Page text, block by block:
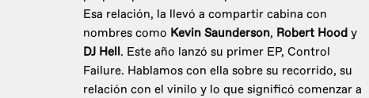
Esa relación, la llevó a compartir cabina con
nombres como Kevin Saunderson, Robert Hood y
DJ Hell. Este año lanzó su primer EP, Control
Failure. Hablamos con ella sobre su recorrido, su
relación con el vinilo y lo que significó comenzar a